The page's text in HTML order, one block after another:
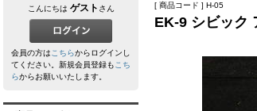
[ 商品コード ] H-05
EK-9 シビック
こんにちは ゲスト さん
会員の方はこちらからログインし
てください。新規会員登録もこち
らからお願いいたします。